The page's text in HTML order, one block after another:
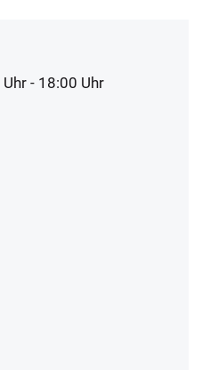
Uhr - 18:00 Uhr